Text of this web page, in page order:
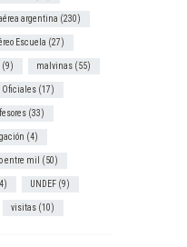
argentina (230)
Escuela (27)
(9) malvinas (55)
Oficiales (17)
(33)
(4)
entre mil (50)
UNDEF (9)
visitas (10)